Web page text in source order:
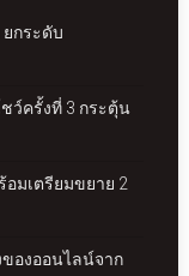
ยกระดับ
ว์ครั้งที่ 3 กระตุ้น
อมเตรียมขยาย 2
ของออนไลน์จาก